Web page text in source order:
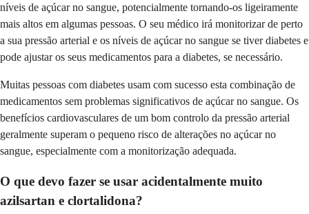
níveis de açúcar no sangue, potencialmente tornando-os ligeiramente
mais altos em algumas pessoas. O seu médico irá monitorizar de perto
a sua pressão arterial e os níveis de açúcar no sangue se tiver diabetes e
pode ajustar os seus medicamentos para a diabetes, se necessário.
Muitas pessoas com diabetes usam com sucesso esta combinação de
medicamentos sem problemas significativos de açúcar no sangue. Os
benefícios cardiovasculares de um bom controlo da pressão arterial
geralmente superam o pequeno risco de alterações no açúcar no
sangue, especialmente com a monitorização adequada.
O que devo fazer se usar acidentalmente muito
azilsartan e clortalidona?